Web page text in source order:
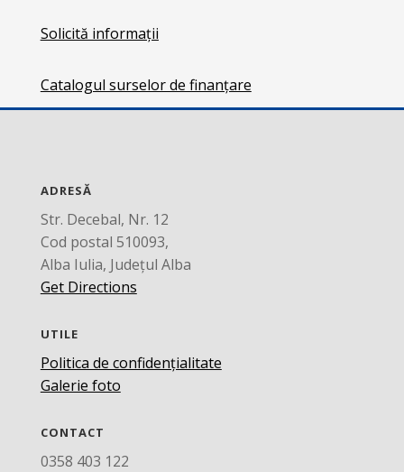
Solicită informații
Catalogul surselor de finanțare
ADRESĂ
Str. Decebal, Nr. 12
Cod postal 510093,
Alba Iulia, Județul Alba
Get Directions
UTILE
Politica de confidențialitate
Galerie foto
CONTACT
0358 403 122